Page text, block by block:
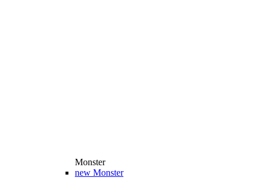
Monster
new Monster